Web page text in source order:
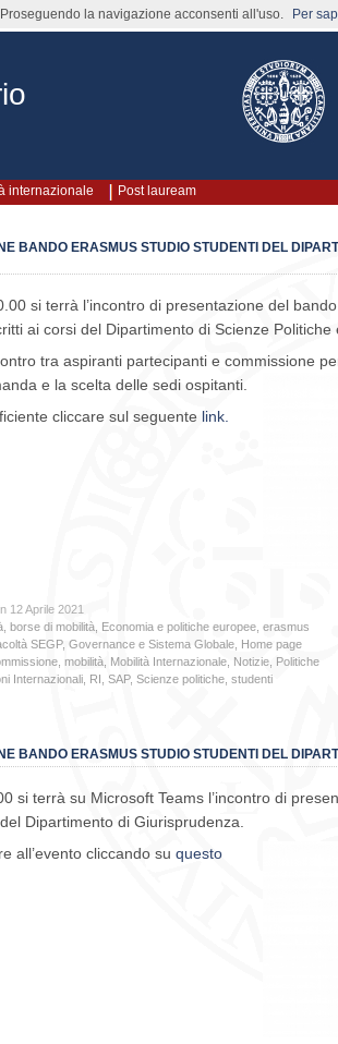
internazionale Post lauream
BANDO ERASMUS STUDIO STUDENTI DEL
si terrà l’incontro di presentazione del
ai corsi del Dipartimento di Scienze Politiche
tra aspiranti partecipanti e commissione
e la scelta delle sedi ospitanti.
cliccare sul seguente link.
in 12 Aprile 2021
borse di mobilità Economia e politiche europee erasmus
SEGP, Governance e Sistema Globale Home page
mobilità Mobilità Internazionale Notizie Politiche
Internazionali RI SAP, Scienze politiche studenti
BANDO ERASMUS STUDIO STUDENTI DEL
si terrà su Microsoft Teams l’incontro di
Dipartimento di Giurisprudenza.
all’evento cliccando su questo
la navigazione acconsenti all'uso. Per